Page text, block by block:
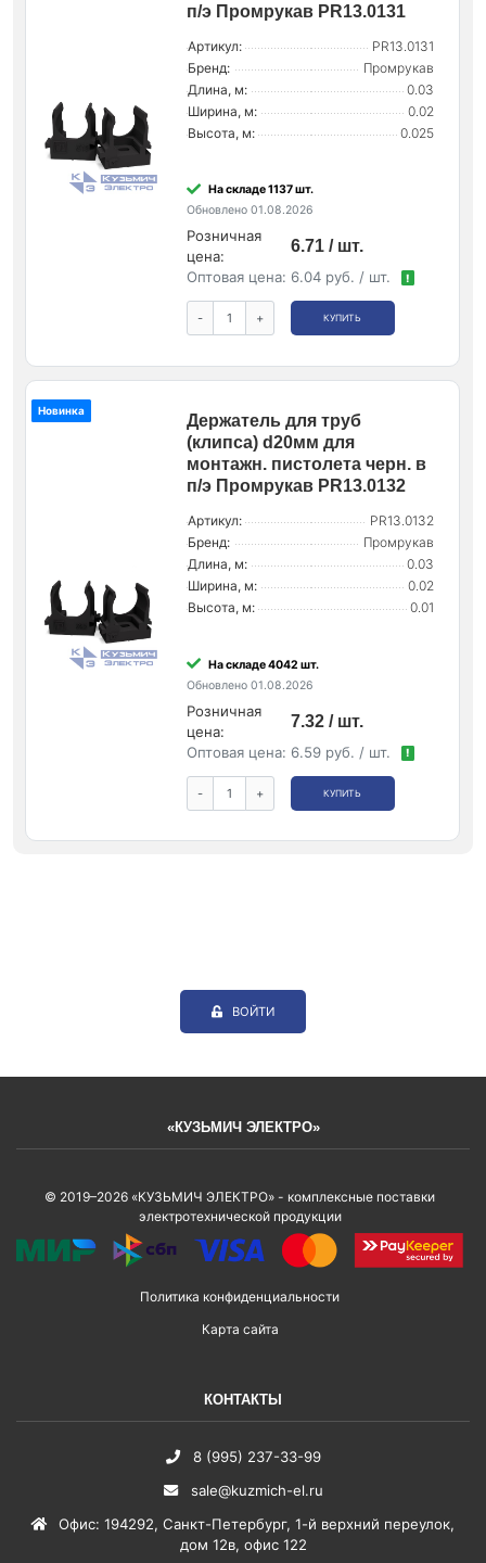
п/э Промрукав PR13.0131
Артикул:
PR13.0131
Бренд:
Промрукав
Длина, м:
0.03
Ширина, м:
0.02
Высота, м:
0.025
На складе 1137 шт.
Обновлено 01.08.2026
Розничная
цена:
6.71 / шт.
Оптовая цена: 6.04 руб. / шт. !
- + КУПИТЬ
Новинка
Держатель для труб
(клипса) d20мм для
монтажн. пистолета черн. в
п/э Промрукав PR13.0132
Артикул:
PR13.0132
Бренд:
Промрукав
Длина, м:
0.03
Ширина, м:
0.02
Высота, м:
0.01
На складе 4042 шт.
Обновлено 01.08.2026
Розничная
цена:
7.32 / шт.
Оптовая цена: 6.59 руб. / шт. !
- + КУПИТЬ
ВОЙТИ
«КУЗЬМИЧ ЭЛЕКТРО»
© 2019–2026 «КУЗЬМИЧ ЭЛЕКТРО» - комплексные поставки
электротехнической продукции
Политика конфиденциальности
Карта сайта
КОНТАКТЫ
8 (995) 237-33-99
sale@kuzmich-el.ru
Офис: 194292, Санкт-Петербург, 1-й верхний переулок,
дом 12в, офис 122